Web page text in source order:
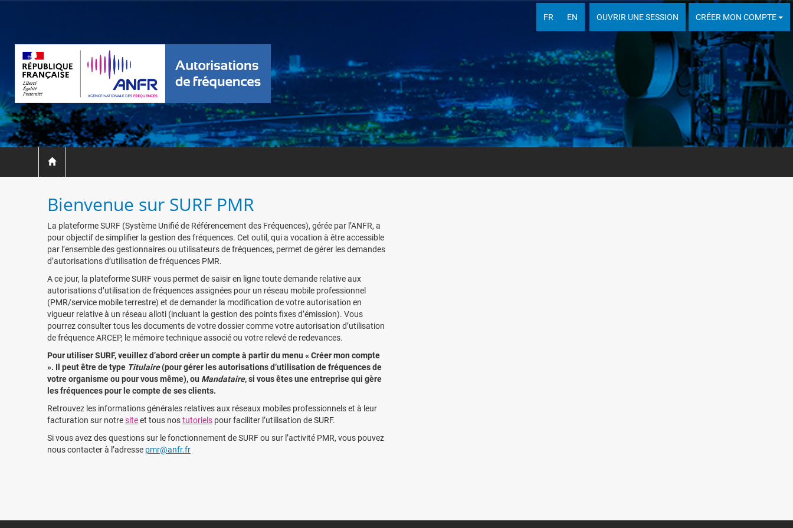
FR EN OUVRIR UNE SESSION CRÉER MON COMPTE
Bienvenue sur SURF PMR
La plateforme SURF (Système Unifié de Référencement des Fréquences), gérée par l’ANFR, a
pour objectif de simplifier la gestion des fréquences. Cet outil, qui a vocation à être accessible
par l’ensemble des gestionnaires ou utilisateurs de fréquences, permet de gérer les demandes
d’autorisations d’utilisation de fréquences PMR.
A ce jour, la plateforme SURF vous permet de saisir en ligne toute demande relative aux
autorisations d’utilisation de fréquences assignées pour un réseau mobile professionnel
(PMR/service mobile terrestre) et de demander la modification de votre autorisation en
vigueur relative à un réseau alloti (incluant la gestion des points fixes d’émission). Vous
pourrez consulter tous les documents de votre dossier comme votre autorisation d’utilisation
de fréquence ARCEP, le mémoire technique associé ou votre relevé de redevances.
Pour utiliser SURF, veuillez d’abord créer un compte à partir du menu « Créer mon compte
». Il peut être de type Titulaire(pour gérer les autorisations d’utilisation de fréquences de
votre organisme ou pour vous même), ou Mandataire, si vous êtes une entreprise qui gère
les fréquences pour le compte de ses clients.
Retrouvez les informations générales relatives aux réseaux mobiles professionnels et à leur
facturation sur notresiteet tous nostutoriels pour faciliter l’utilisation de SURF.
Si vous avez des questions sur le fonctionnement de SURF ou sur l’activité PMR, vous pouvez
nous contacter à l’adresse pmr@anfr.fr